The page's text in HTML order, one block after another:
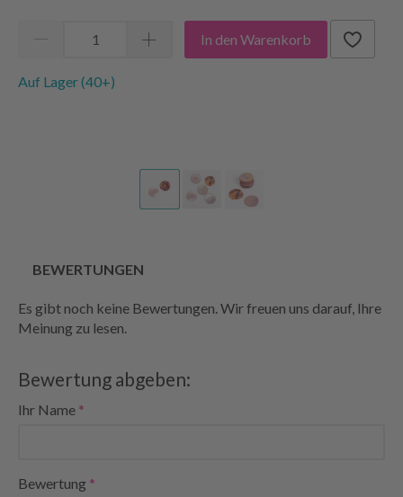
In den Warenkorb
Auf Lager (40+)
BEWERTUNGEN
Es gibt noch keine Bewertungen. Wir freuen uns darauf, Ihre
Meinung zu lesen.
Bewertung abgeben:
Ihr Name
Bewertung